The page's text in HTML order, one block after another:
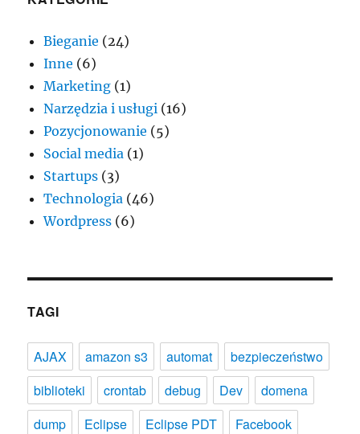
Bieganie (24)
Inne (6)
Marketing (1)
Narzędzia i usługi (16)
Pozycjonowanie (5)
Social media (1)
Startups (3)
Technologia (46)
Wordpress (6)
TAGI
AJAX amazon s3 automat
bezpieczeństwo
biblioteki
crontab debug Dev
domena
dump
Eclipse Eclipse PDT
Facebook